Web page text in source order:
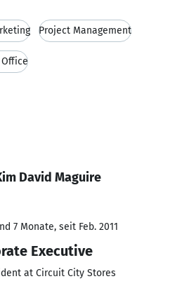
Project Management
Office
David Maguire
7 Monate, seit Feb. 2011
Executive
at Circuit City Stores